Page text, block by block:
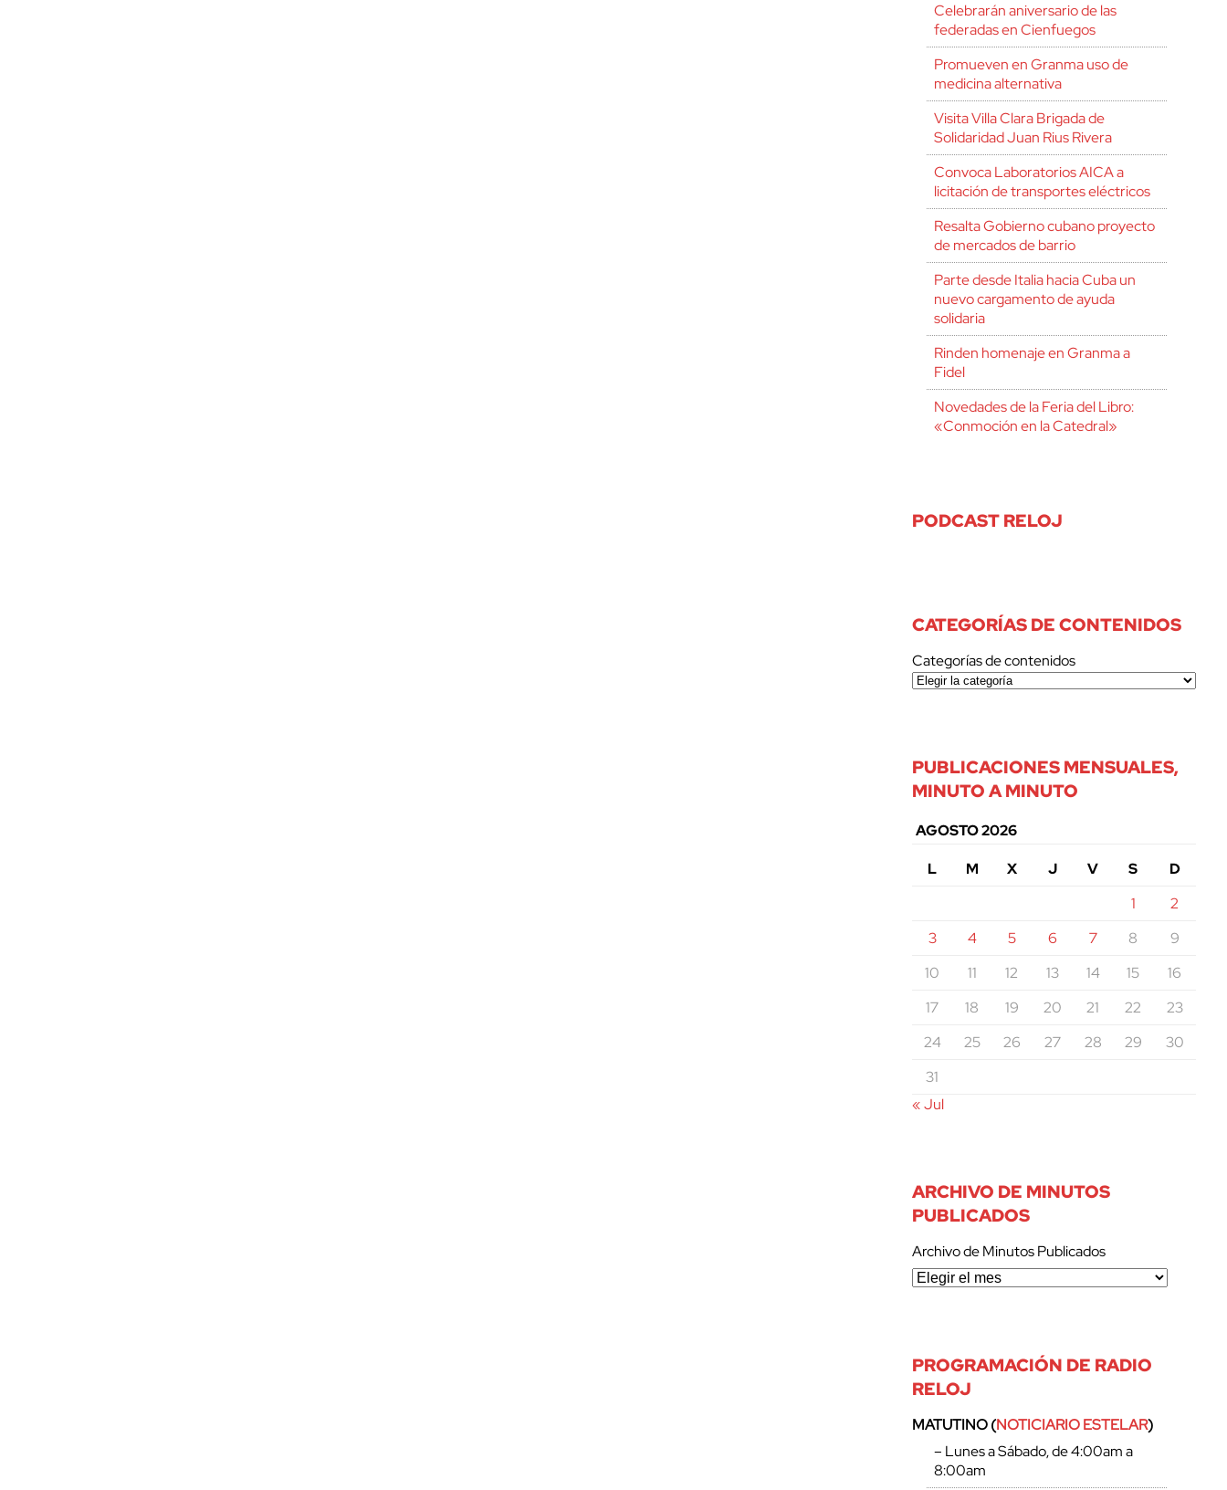
Celebrarán aniversario de las
federadas en Cienfuegos
Promueven en Granma uso de
medicina alternativa
Visita Villa Clara Brigada de
Solidaridad Juan Rius Rivera
Convoca Laboratorios AICA a
licitación de transportes eléctricos
Resalta Gobierno cubano proyecto
de mercados de barrio
Parte desde Italia hacia Cuba un
nuevo cargamento de ayuda
solidaria
Rinden homenaje en Granma a
Fidel
Novedades de la Feria del Libro:
«Conmoción en la Catedral»
PODCAST RELOJ
CATEGORÍAS DE CONTENIDOS
Categorías de contenidos
PUBLICACIONES MENSUALES,
MINUTO A MINUTO
AGOSTO 2026
L
M X J V S
D
1
2
3
4 5 6 7 8
9
10
11 12 13 14 15
16
17
18 19 20 21 22
23
24
25 26 27 28 29
30
31
« Jul
ARCHIVO DE MINUTOS
PUBLICADOS
Archivo de Minutos Publicados
PROGRAMACIÓN DE RADIO
RELOJ
MATUTINO (NOTICIARIO ESTELAR)
– Lunes a Sábado, de 4:00am a
8:00am